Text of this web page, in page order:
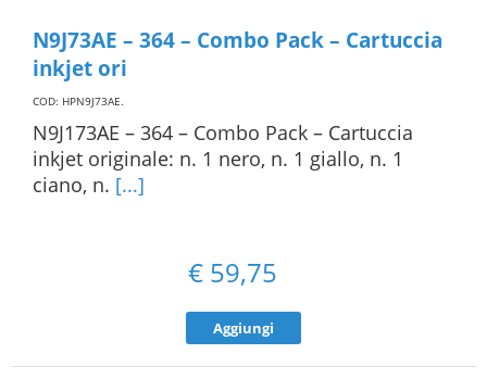
N9J73AE – 364 – Combo Pack – Cartuccia
inkjet ori
COD: HPN9J73AE.
N9J173AE – 364 – Combo Pack – Cartuccia
inkjet originale: n. 1 nero, n. 1 giallo, n. 1
ciano, n. [...]
€ 59,75
Aggiungi